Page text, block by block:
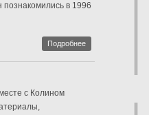
в 1996
Подробнее
с Колином